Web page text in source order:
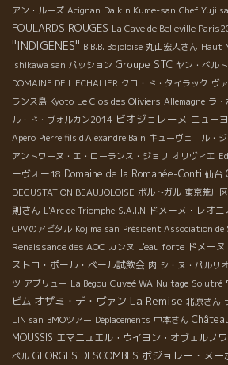
アン・ルーズ Acignan Daikin Kume-san Chef Yuji
FOULARDS ROUGES La Cave de Belleville
''INDIGENES'' B.B.B. Bojoloise 丸山宏人さん Haut
Ishikawa san パッション Groupe STC ヤン・ベル
DOMAINE DE L'ECHALIER クロ・ド・タイラック ヴ
ランス島 Kyoto Le Clos des Oliviers Allemagne ラ
ル・ド・ヴォルカン2014 ビオジョレーヌ ニュー
Apéro Pierre fils d'Alexandre Bain キューヴェ ル・ジ
アントワーヌ・エ・ローランス・ジョリ オリヴィエ
ーヴォー18 Domaine de la Romanée-Conti 仙台
DEGUSTATION BEAUJOLOISE ポルトガル 東京荒川
則さん L'Arc de Triomphe S.A.I.N ドメーヌ・レオニ
CPVのアビタル Kojima san Président Association de
Renaissance des AOC カンヌ L'eau forte ドメー
ストロ・ポール・ベール試飲会 肉 シ・ヌ・パルリ
ツ アブリュー La Begou Cuveé WA Nuitage Solutré
ビム オザミ・デ・ヴァン La Remise 北原さん
LIN san BMOツアー Déplacements 中本さん
MOUSSIS エマニュエル・ウイヨン・オヴェルノワ
ベル GEORGES DESCOMBES ボジョレー・ヌー